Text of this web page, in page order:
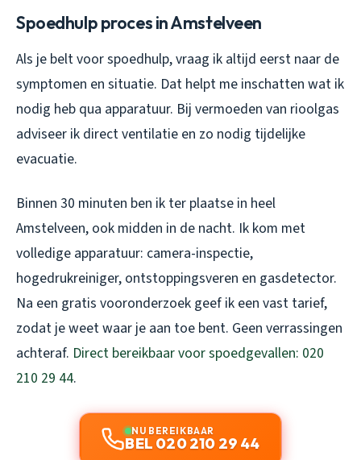
Spoedhulp proces in Amstelveen
Als je belt voor spoedhulp, vraag ik altijd eerst naar de
symptomen en situatie. Dat helpt me inschatten wat ik
nodig heb qua apparatuur. Bij vermoeden van rioolgas
adviseer ik direct ventilatie en zo nodig tijdelijke
evacuatie.
Binnen 30 minuten ben ik ter plaatse in heel
Amstelveen, ook midden in de nacht. Ik kom met
volledige apparatuur: camera-inspectie,
hogedrukreiniger, ontstoppingsveren en gasdetector.
Na een gratis vooronderzoek geef ik een vast tarief,
zodat je weet waar je aan toe bent. Geen verrassingen
achteraf. Direct bereikbaar voor spoedgevallen: 020
210 29 44.
NU BEREIKBAAR
BEL 020 210 29 44